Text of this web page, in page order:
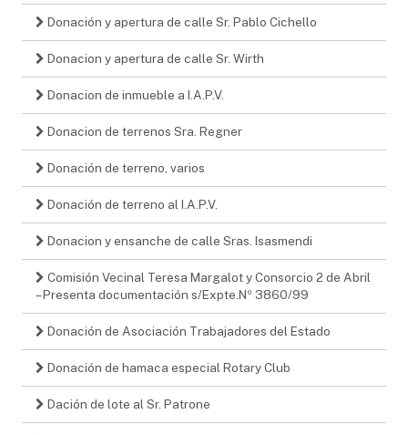
Donación y apertura de calle Sr. Pablo Cichello
Donacion y apertura de calle Sr. Wirth
Donacion de inmueble a I.A.P.V.
Donacion de terrenos Sra. Regner
Donación de terreno, varios
Donación de terreno al I.A.P.V.
Donacion y ensanche de calle Sras. Isasmendi
Comisión Vecinal Teresa Margalot y Consorcio 2 de Abril
– Presenta documentación s/Expte.Nº 3860/99
Donación de Asociación Trabajadores del Estado
Donación de hamaca especial Rotary Club
Dación de lote al Sr. Patrone